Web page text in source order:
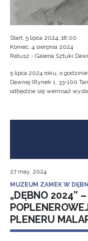
Start: 5 lipca 2024, 18:00
Koniec: 4 sierpnia 2024
Ratusz - Galeria Sztuki
5 lipca 2024 roku, o
Dawnej (Rynek 1, 33-100
odbędzie się wernisaż
27 may, 2024
MUZEUM ZAMEK W
„DĘBNO 2024”
PLENERU